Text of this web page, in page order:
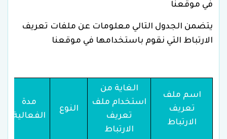
في موقعنا
يتضمن الجدول التالي معلومات عن ملفات تعريف
الارتباط التي نقوم باستخدامها في موقعنا
اسم ملف
تعريف
الارتباط
الغاية من
استخدام ملف
تعريف
الارتباط
النوع
مدة
الفعالية